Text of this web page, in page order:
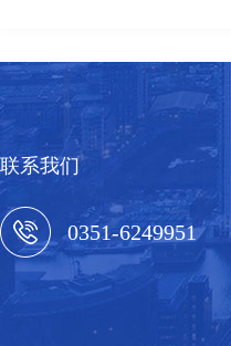
联系我们
0351-6249951